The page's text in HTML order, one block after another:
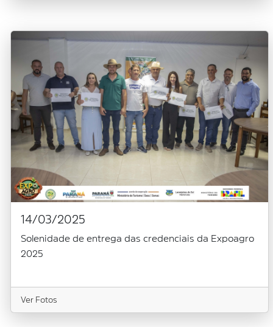
14/03/2025
Solenidade de entrega das credenciais da Expoagro
2025
Ver Fotos